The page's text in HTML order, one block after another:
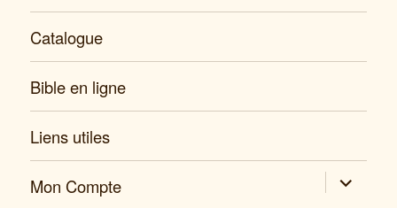
Catalogue
Bible en ligne
Liens utiles
Mon Compte expand
child